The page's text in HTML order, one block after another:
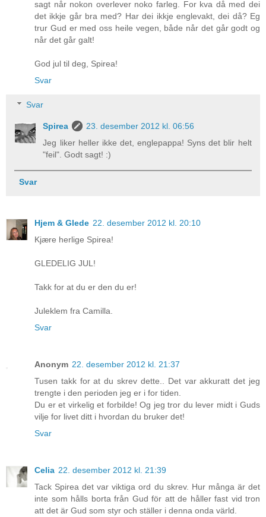
sagt når nokon overlever noko farleg. For kva då med dei
det ikkje går bra med? Har dei ikkje englevakt, dei då? Eg
trur Gud er med oss heile vegen, både når det går godt og
når det går galt!
God jul til deg, Spirea!
Svar
Svar
Spirea
23. desember 2012 kl. 06:56
Jeg liker heller ikke det, englepappa! Syns det blir helt
"feil". Godt sagt! :)
Svar
Hjem & Glede 22. desember 2012 kl. 20:10
Kjære herlige Spirea!
GLEDELIG JUL!
Takk for at du er den du er!
Juleklem fra Camilla.
Svar
Anonym 22. desember 2012 kl. 21:37
Tusen takk for at du skrev dette.. Det var akkuratt det jeg
trengte i den perioden jeg er i for tiden.
Du er et virkelig et forbilde! Og jeg tror du lever midt i Guds
vilje for livet ditt i hvordan du bruker det!
Svar
Celia 22. desember 2012 kl. 21:39
Tack Spirea det var viktiga ord du skrev. Hur många är det
inte som hålls borta från Gud för att de håller fast vid tron
att det är Gud som styr och ställer i denna onda värld.